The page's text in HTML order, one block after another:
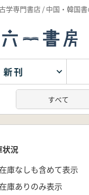
学専門書店 / 中国・韓国
新刊
状況
庫なしも含めて表示
庫ありのみ表示